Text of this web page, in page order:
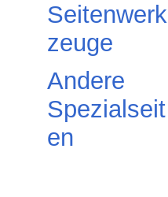
Seitenwerk
zeuge
Andere
Spezialseit
en